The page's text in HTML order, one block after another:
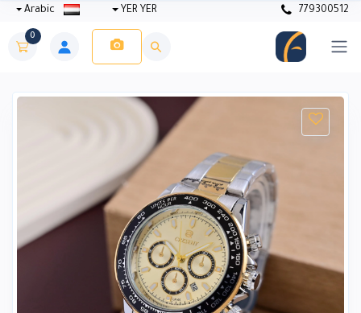
779300512
YER YER
0